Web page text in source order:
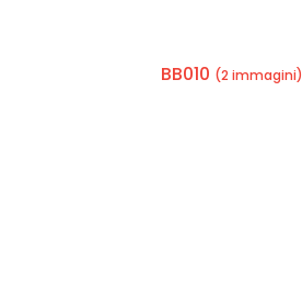
BB010 (2 immagini)